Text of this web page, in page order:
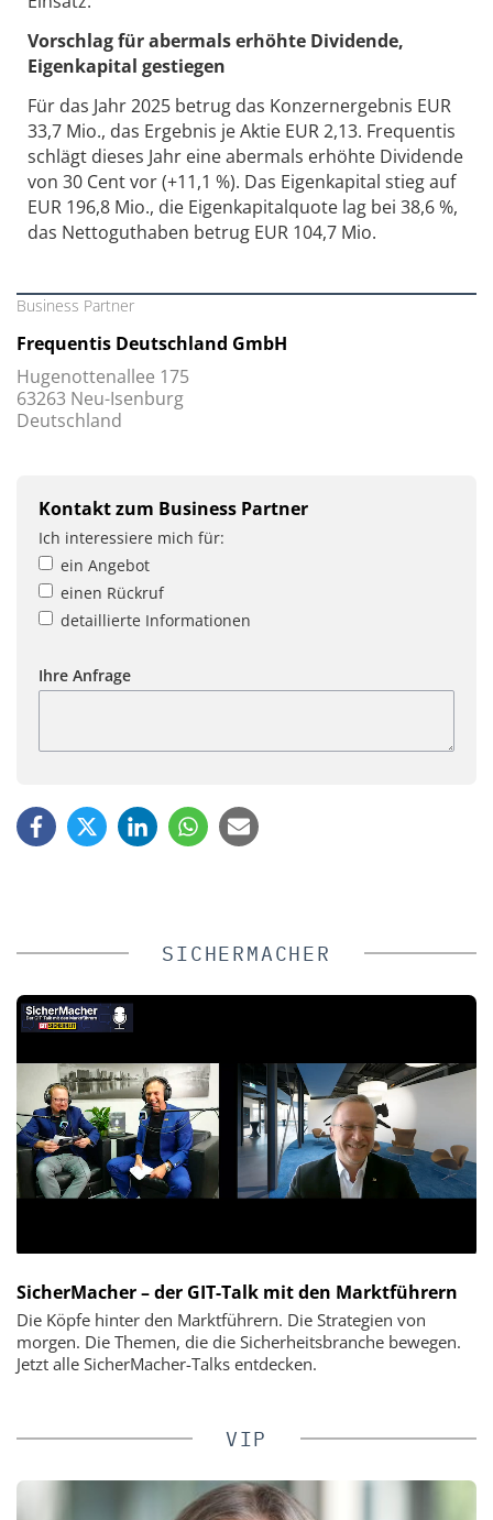
Vorschlag für abermals erhöhte Dividende,
Eigenkapital gestiegen
Für das Jahr 2025 betrug das Konzernergebnis EUR
33,7 Mio., das Ergebnis je Aktie EUR 2,13. Frequentis
schlägt dieses Jahr eine abermals erhöhte Dividende
von 30 Cent vor (+11,1 %). Das Eigenkapital stieg auf
EUR 196,8 Mio., die Eigenkapitalquote lag bei 38,6 %,
das Nettoguthaben betrug EUR 104,7 Mio.
Business Partner
Frequentis Deutschland GmbH
Hugenottenallee 175
63263 Neu-Isenburg
Deutschland
Kontakt zum Business Partner
Ich interessiere mich für:
ein Angebot
einen Rückruf
detaillierte Informationen
Ihre Anfrage
SICHERMACHER
SicherMacher – der GIT-Talk mit den Marktführern
Die Köpfe hinter den Marktführern. Die Strategien von
morgen. Die Themen, die die Sicherheitsbranche bewegen.
Jetzt alle SicherMacher-Talks entdecken.
VIP